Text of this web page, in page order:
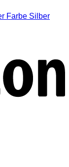
Farbe Silber